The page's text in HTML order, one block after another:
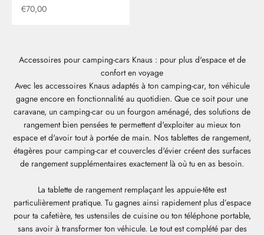
Offre
€70,00
Accessoires pour camping-cars Knaus : pour plus d'espace et de
confort en voyage
Avec les accessoires Knaus adaptés à ton camping-car, ton véhicule
gagne encore en fonctionnalité au quotidien. Que ce soit pour une
caravane, un camping-car ou un fourgon aménagé, des solutions de
rangement bien pensées te permettent d'exploiter au mieux ton
espace et d'avoir tout à portée de main. Nos tablettes de rangement,
étagères pour camping-car et couvercles d'évier créent des surfaces
de rangement supplémentaires exactement là où tu en as besoin.
La tablette de rangement remplaçant les appuie-tête est
particulièrement pratique. Tu gagnes ainsi rapidement plus d’espace
pour ta cafetière, tes ustensiles de cuisine ou ton téléphone portable,
sans avoir à transformer ton véhicule. Le tout est complété par des